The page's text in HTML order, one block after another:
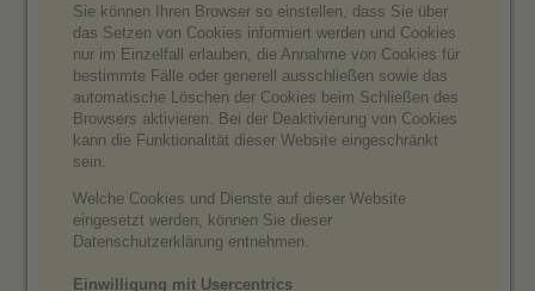
Sie können Ihren Browser so einstellen, dass Sie über
das Setzen von Cookies informiert werden und Cookies
nur im Einzelfall erlauben, die Annahme von Cookies für
bestimmte Fälle oder generell ausschließen sowie das
automatische Löschen der Cookies beim Schließen des
Browsers aktivieren. Bei der Deaktivierung von Cookies
kann die Funktionalität dieser Website eingeschränkt
sein.
Welche Cookies und Dienste auf dieser Website
eingesetzt werden, können Sie dieser
Datenschutzerklärung entnehmen.
Einwilligung mit Usercentrics